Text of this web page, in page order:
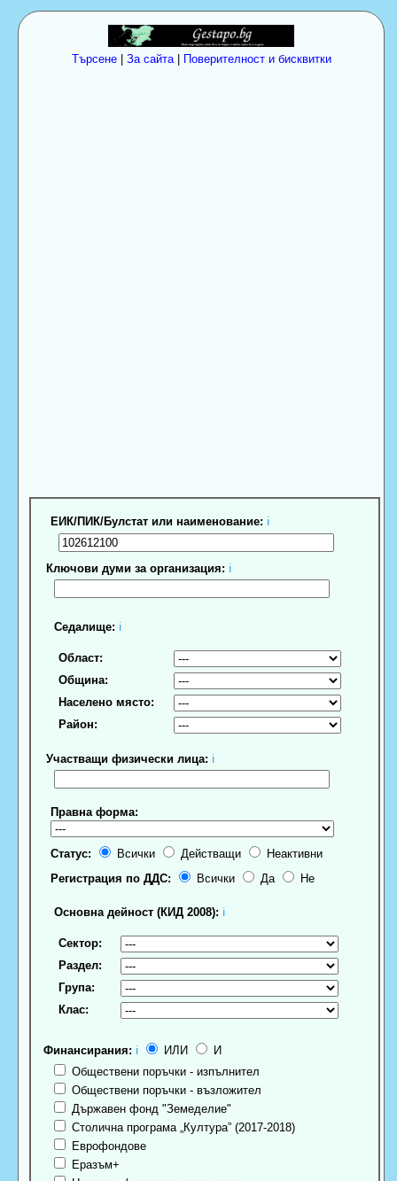
Търсене| За сайта| Поверителност и бисквитки
ЕИК/ПИК/Булстат или наименование: ℹ
Ключови думи за организация: ℹ
Седалище: ℹ
Област:
Община:
Населено място:
Район:
Участващи физически лица: ℹ
Правна форма:
Статус: Всички Действащи
Неактивни
Регистрация по ДДС:
Всички Да Не
Основна дейност (КИД 2008): ℹ
Сектор:
Раздел:
Група:
Клас:
Финансирания: ℹ ИЛИ
И
Обществени поръчки - изпълнител
Обществени поръчки - възложител
Държавен фонд "Земеделие"
Столична програма „Култура” (2017-2018)
Еврофондове
Еразъм+